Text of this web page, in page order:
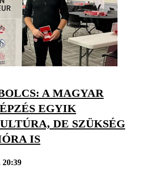
A MAGYAR
EGYIK
DE SZÜKSÉG
IS
20:39